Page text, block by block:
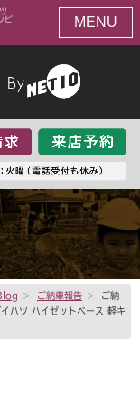
ピ
MENU
> ご納車報告 >
ご納
ハツ ハイゼットベース 軽キ